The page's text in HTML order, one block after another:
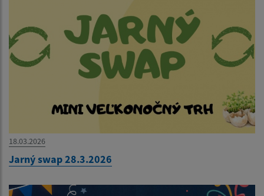
18.03.2026
Jarný swap 28.3.2026